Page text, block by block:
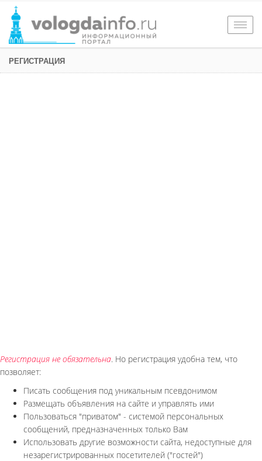
РЕГИСТРАЦИЯ
Регистрация не обязательна. Но регистрация удобна тем, что
позволяет:
Писать сообщения под уникальным псевдонимом
Размещать объявления на сайте и управлять ими
Пользоваться "приватом" - системой персональных
сообщений, предназначенных только Вам
Использовать другие возможности сайта, недоступные для
незарегистрированных посетителей ("гостей")